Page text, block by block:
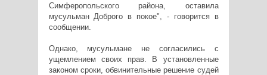
Симферопольского района, оставила
мусульман Доброго в покое", - говорится в
сообщении.
Однако, мусульмане не согласились с
ущемлением своих прав. В установленные
законом сроки, обвинительные решение судей